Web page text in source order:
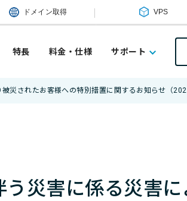
ドメイン取得 VPS
特長 料金・仕様 サポート
災されたお客様への特別措置に関するお知らせ（
災害に係る災害